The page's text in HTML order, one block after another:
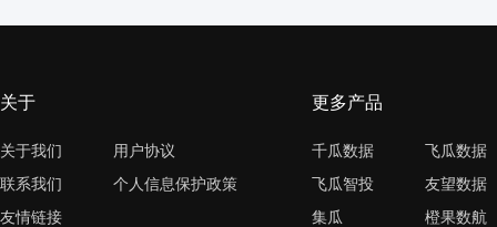
关于
关于我们
联系我们
友情链接
用户协议
个人信息保护政策
更多产品
千瓜数据
飞瓜智投
集瓜
飞瓜数据
友望数据
橙果数航